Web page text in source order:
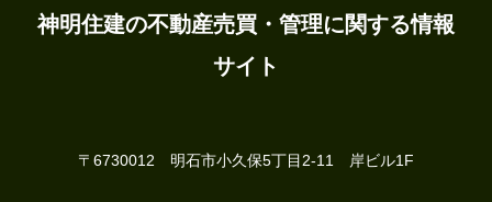
地域の情報
神明住建の不動産売買・管理に関する情報
サイト
〒6730012 明石市小久保5丁目2-11 岸ビル1F